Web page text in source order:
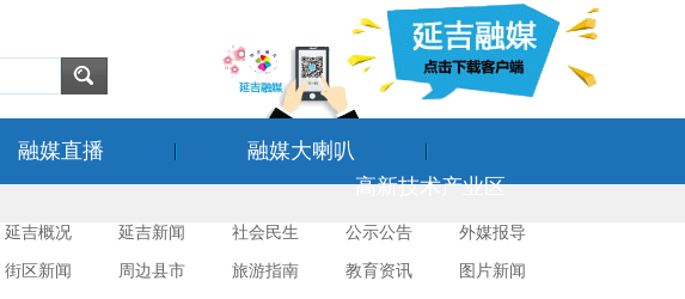
融媒直播
融媒大喇叭
高新技术产业区
延吉概况 延吉新闻 社会民生 公示公告 外媒报导
街区新闻 周边县市 旅游指南 教育资讯 图片新闻